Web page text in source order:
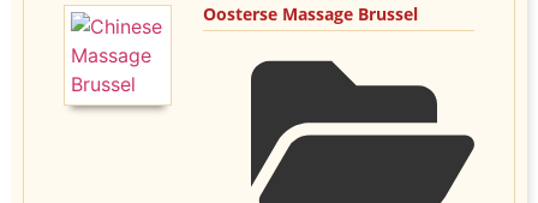
Oosterse Massage Brussel